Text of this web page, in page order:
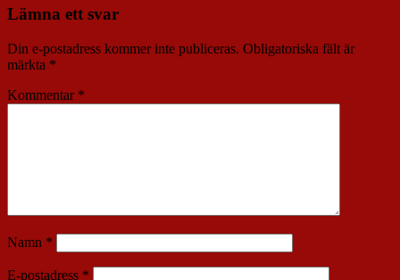
Lämna ett svar
Din e-postadress kommer inte publiceras. Obligatoriska fält är
märkta *
Kommentar *
Namn *
E-postadress *